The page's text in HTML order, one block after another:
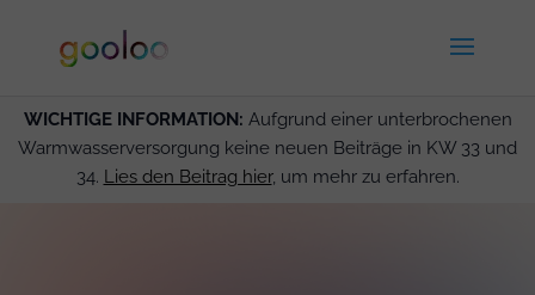
WICHTIGE INFORMATION: Aufgrund einer unterbrochenen
Warmwasserversorgung keine neuen Beiträge in KW 33 und
34. Lies den Beitrag hier, um mehr zu erfahren.